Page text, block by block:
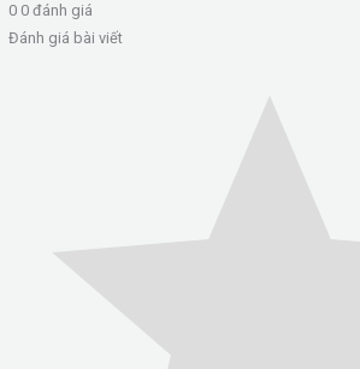
g
0 0 đánh giá
Đánh giá bài viết